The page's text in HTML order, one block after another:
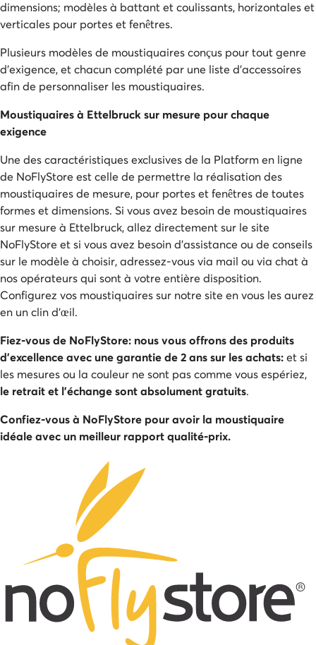
dimensions; modèles à battant et coulissants, horizontales et
verticales pour portes et fenêtres.
Plusieurs modèles de moustiquaires conçus pour tout genre
d’exigence, et chacun complété par une liste d’accessoires
afin de personnaliser les moustiquaires.
Moustiquaires à Ettelbruck sur mesure pour chaque
exigence
Une des caractéristiques exclusives de la Platform en ligne
de NoFlyStore est celle de permettre la réalisation des
moustiquaires de mesure, pour portes et fenêtres de toutes
formes et dimensions. Si vous avez besoin de moustiquaires
sur mesure à Ettelbruck, allez directement sur le site
NoFlyStore et si vous avez besoin d’assistance ou de conseils
sur le modèle à choisir, adressez-vous via mail ou via chat à
nos opérateurs qui sont à votre entière disposition.
Configurez vos moustiquaires sur notre site en vous les aurez
en un clin d’œil.
Fiez-vous de NoFlyStore: nous vous offrons des produits
d’excellence avec une garantie de 2 ans sur les achats:et si
les mesures ou la couleur ne sont pas comme vous espériez,
le retrait et l’échange sont absolument gratuits.
Confiez-vous à NoFlyStore pour avoir la moustiquaire
idéale avec un meilleur rapport qualité-prix.